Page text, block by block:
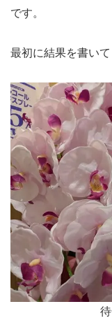
です。
最初に結果を書い